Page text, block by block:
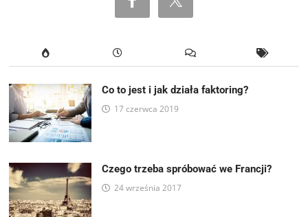
Co to jest i jak działa faktoring?
17 czerwca 2019
Czego trzeba spróbować we Francji?
24 września 2017